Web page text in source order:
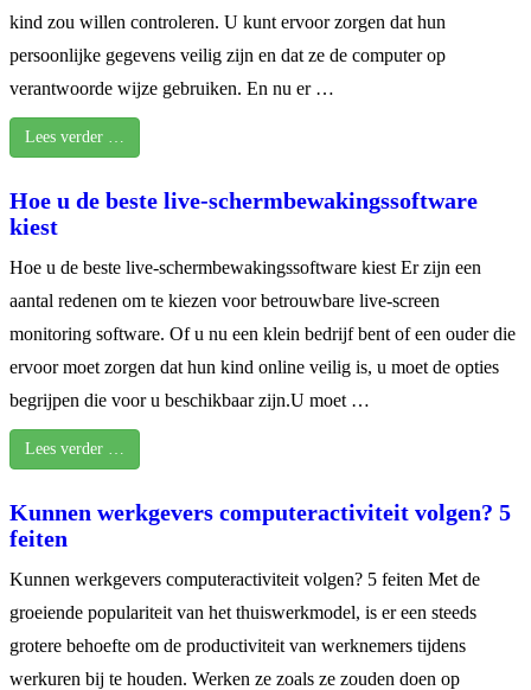
kind zou willen controleren. U kunt ervoor zorgen dat hun
persoonlijke gegevens veilig zijn en dat ze de computer op
verantwoorde wijze gebruiken. En nu er …
Lees verder …
Hoe u de beste live-schermbewakingssoftware
kiest
Hoe u de beste live-schermbewakingssoftware kiest Er zijn een
aantal redenen om te kiezen voor betrouwbare live-screen
monitoring software. Of u nu een klein bedrijf bent of een ouder die
ervoor moet zorgen dat hun kind online veilig is, u moet de opties
begrijpen die voor u beschikbaar zijn.U moet …
Lees verder …
Kunnen werkgevers computeractiviteit volgen? 5
feiten
Kunnen werkgevers computeractiviteit volgen? 5 feiten Met de
groeiende populariteit van het thuiswerkmodel, is er een steeds
grotere behoefte om de productiviteit van werknemers tijdens
werkuren bij te houden. Werken ze zoals ze zouden doen op